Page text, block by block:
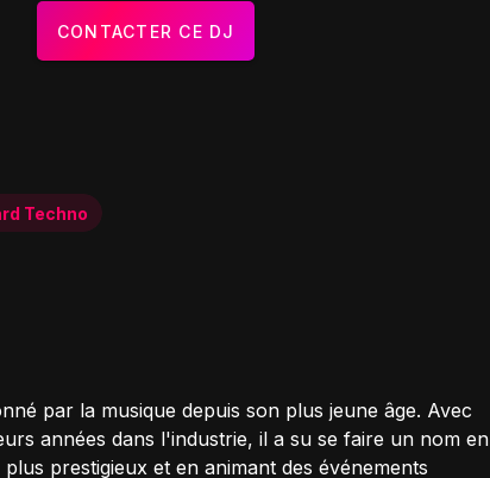
CONTACTER CE DJ
Techno
par la musique depuis son plus jeune âge. Avec
années dans l'industrie, il a su se faire un nom en
prestigieux et en animant des événements